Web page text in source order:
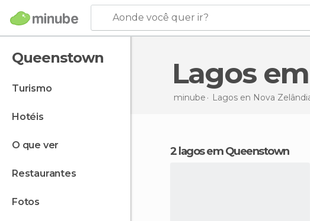
Aonde você quer ir?
Queenstown
turismo
hotéis
o que ver
restaurantes
fotos
Lagos
minube Lagos en Nova
2 lagos em Queenstown